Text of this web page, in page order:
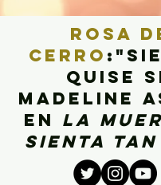
rosa
cerro
quise
madeline
en la
sienta tan